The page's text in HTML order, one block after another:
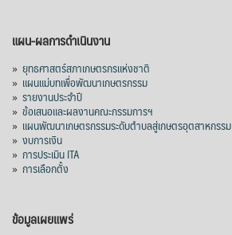
แผน-ผลการดำเนินงาน
» ยุทธศาสตร์สภาเกษตรกรแห่งชาติ
» แผนแม่บทเพื่อพัฒนาเกษตรกรรม
» รายงานประจำปี
» ข้อเสนอและผลงานคณะกรรมการฯ
» แผนพัฒนาเกษตรกรรมระดับตำบลสู่เกษตรอุตสาหกรรม
» งบการเงิน
» การประเมิน ITA
» การเลือกตั้ง
ข้อมูลเผยแพร่